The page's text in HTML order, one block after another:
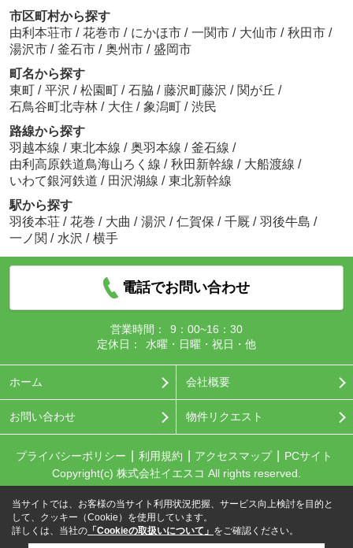
市区町村から探す
由利本荘市 / 花巻市 / にかほ市 / 一関市 / 大仙市 / 秋田市 /
湯沢市 / 釜石市 / 奥州市 / 盛岡市
町名から探す
東町 / 平沢 / 松園町 / 石脇 / 藤沢町藤沢 / 関が丘 /
石鳥谷町北寺林 / 大住 / 象潟町 / 渋民
路線から探す
羽越本線 / 東北本線 / 奥羽本線 / 釜石線 /
由利高原鉄道鳥海山ろく線 / 秋田新幹線 / 大船渡線 /
いわて銀河鉄道 / 田沢湖線 / 東北新幹線
駅から探す
羽後本荘 / 花巻 / 大曲 / 湯沢 / 仁賀保 / 千厩 / 羽後牛島 /
一ノ関 / 水沢 / 横手
電話でお問い合わせ
営業時間：
9：00~16：30
定休日：
水曜・日曜・祝日・他
ホーム 会社概要
お問い合わせ 物件リクエスト
プライバシーポリシー 利用規約 アクセスマップ
PCサイト
Copyright(c) 株式会社イエスコ All rights reserved.
当サイトでは、お客様の当サイト利用状況把握、サービス向上検討を目的と
して、クッキー（Cookie）を使用しています。
詳しくは、当社の 「Cookieの取扱いについて」 をご確認ください。